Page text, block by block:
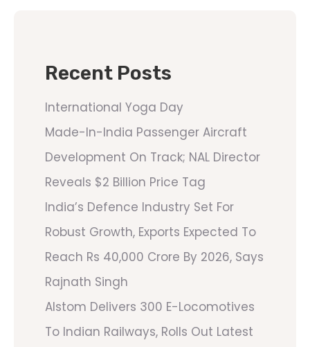
Recent Posts
International Yoga Day
Made-In-India Passenger Aircraft
Development On Track; NAL Director
Reveals $2 Billion Price Tag
India’s Defence Industry Set For
Robust Growth, Exports Expected To
Reach Rs 40,000 Crore By 2026, Says
Rajnath Singh
Alstom Delivers 300 E-Locomotives
To Indian Railways, Rolls Out Latest